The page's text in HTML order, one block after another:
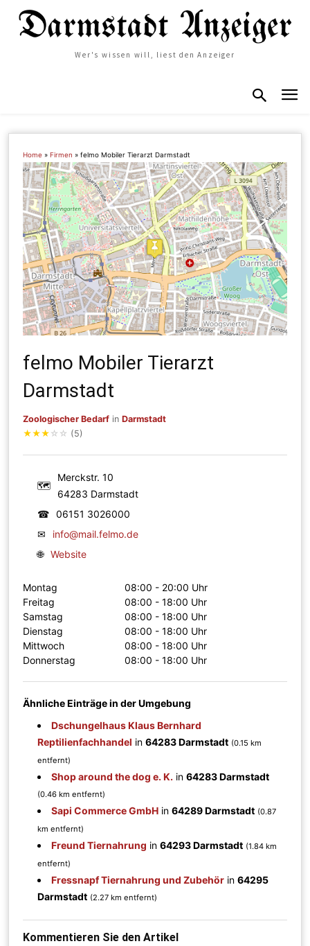
Wer's wissen will, liest den Anzeiger
Home »Firmen »felmo Mobiler Tierarzt Darmstadt
felmo Mobiler Tierarzt
Darmstadt
Zoologischer Bedarf inDarmstadt
★★★ ☆ ☆ (5)
🗺
Merckstr. 10
64283 Darmstadt
☎
06151 3026000
✉
info@mail.felmo.de
🌐 Website
Montag
08:00 - 20:00 Uhr
Freitag
08:00 - 18:00 Uhr
Samstag
08:00 - 18:00 Uhr
Dienstag
08:00 - 18:00 Uhr
Mittwoch
08:00 - 18:00 Uhr
Donnerstag
08:00 - 18:00 Uhr
Ähnliche Einträge in der Umgebung
Dschungelhaus Klaus Bernhard
Reptilienfachhandel in64283 Darmstadt (0.15 km
entfernt)
Shop around the dog e. K. in64283 Darmstadt
(0.46 km entfernt)
Sapi Commerce GmbH in64289 Darmstadt (0.87
km entfernt)
Freund Tiernahrung in64293 Darmstadt (1.84 km
entfernt)
Fressnapf Tiernahrung und Zubehör in64295
Darmstadt (2.27 km entfernt)
Kommentieren Sie den Artikel